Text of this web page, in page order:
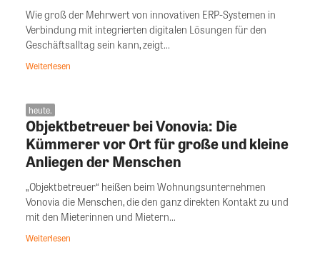
Wie groß der Mehrwert von innovativen ERP-Systemen in
Verbindung mit integrierten digitalen Lösungen für den
Geschäftsalltag sein kann, zeigt...
Weiterlesen
heute.
Objektbetreuer bei Vonovia: Die
Kümmerer vor Ort für große und kleine
Anliegen der Menschen
„Objektbetreuer“ heißen beim Wohnungsunternehmen
Vonovia die Menschen, die den ganz direkten Kontakt zu und
mit den Mieterinnen und Mietern...
Weiterlesen